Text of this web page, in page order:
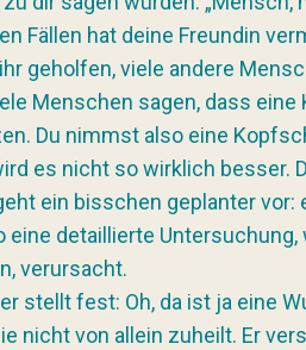
Fällen hat deine Freundin
geholfen, viele andere
Menschen sagen, dass
Du nimmst also eine
es nicht so wirklich besser.
ein bisschen geplanter vor:
eine detaillierte Untersuchung,
verursacht.
stellt fest: Oh, da ist ja eine
nicht von allein zuheilt. Er